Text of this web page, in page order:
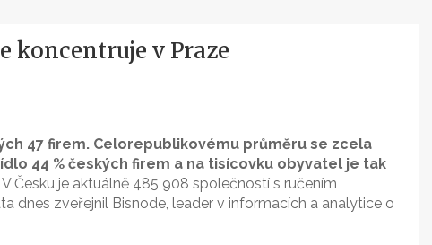
koncentruje v Praze
47 firem. Celorepublikovému průměru se zcela
44 % českých firem a na tisícovku obyvatel je tak
V Česku je aktuálně 485 908 společností s ručením
dnes zveřejnil Bisnode, leader v informacích a analytice o